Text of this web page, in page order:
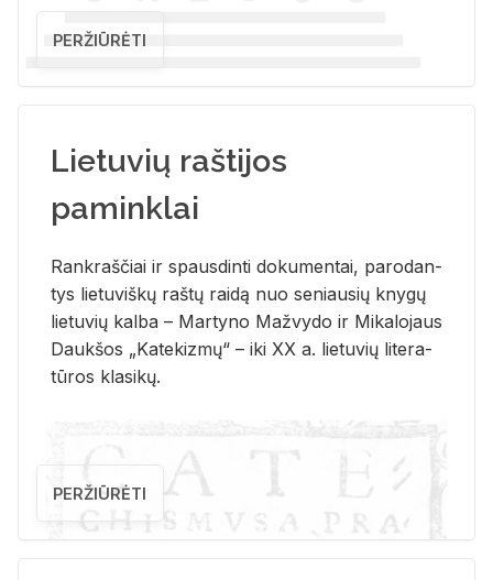
PERŽIŪRĖTI
Lietuvių raštijos
paminklai
Rank­raš­čiai ir spaus­din­ti do­ku­men­tai, pa­ro­dan­
tys lie­tu­viš­kų raš­tų rai­dą nuo se­niau­sių kny­gų
lie­tu­vių kal­ba – Mar­ty­no Ma­žvy­do ir Mi­ka­lo­jaus
Dauk­šos „Ka­te­kiz­mų“ – iki XX a. lie­tu­vių li­te­ra­
tū­ros kla­si­kų.
PERŽIŪRĖTI